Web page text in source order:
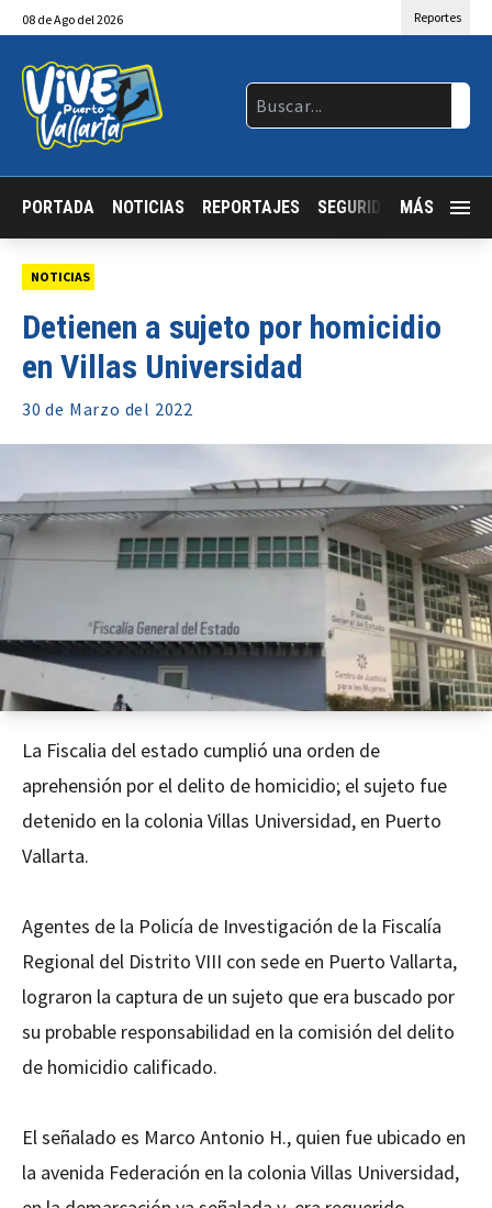
08 deAgo del 2026 Reportes
PORTADA NOTICIAS REPORTAJES SEGURIDAD JALISCO
MÁS
NOTICIAS
Detienen a sujeto por homicidio
en Villas Universidad
30 de Marzo del 2022
La Fiscalia del estado cumplió una orden de
aprehensión por el delito de homicidio; el sujeto fue
detenido en la colonia Villas Universidad, en Puerto
Vallarta.
Agentes de la Policía de Investigación de la Fiscalía
Regional del Distrito VIII con sede en Puerto Vallarta,
lograron la captura de un sujeto que era buscado por
su probable responsabilidad en la comisión del delito
de homicidio calificado.
El señalado es Marco Antonio H., quien fue ubicado en
la avenida Federación en la colonia Villas Universidad,